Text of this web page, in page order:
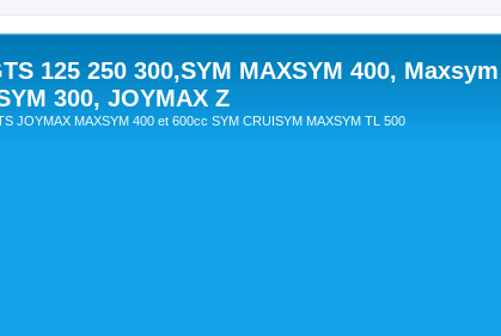
125 250 300,SYM MAXSYM 400, Maxsym
300, JOYMAX Z
JOYMAX MAXSYM 400 et 600cc SYM CRUISYM MAXSYM TL 500